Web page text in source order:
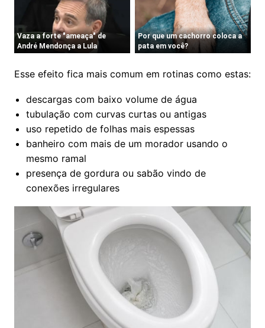
Esse efeito fica mais comum em rotinas como estas:
descargas com baixo volume de água
tubulação com curvas curtas ou antigas
uso repetido de folhas mais espessas
banheiro com mais de um morador usando o
mesmo ramal
presença de gordura ou sabão vindo de
conexões irregulares